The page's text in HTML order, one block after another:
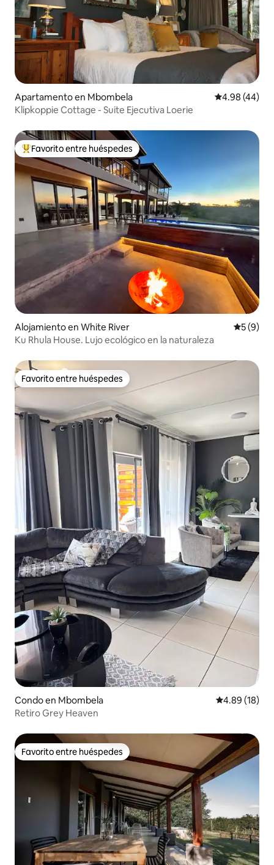
Apartamento en Mbombela Calificación
4.98 (44)
Klipkoppie Cottage - Suite Ejecutiva Loerie
Favorito entre huéspedes preferido
Favorito entre huéspedes
Alojamiento en White River
5 (9)
Ku Rhula House. Lujo ecológico en la naturaleza
Favorito entre huéspedes
Favorito entre huéspedes
Condo en Mbombela Calificación
4.89 (18)
Retiro Grey Heaven
Favorito entre huéspedes
Favorito entre huéspedes